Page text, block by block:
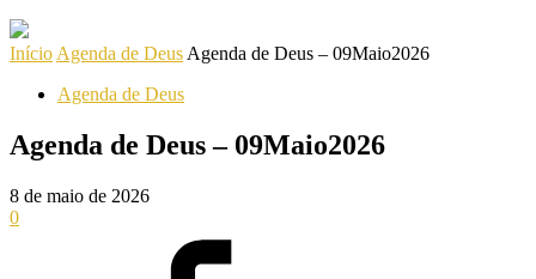
Início Agenda de Deus Agenda de Deus – 09Maio2026
Agenda de Deus
Agenda de Deus – 09Maio2026
8 de maio de 2026
0